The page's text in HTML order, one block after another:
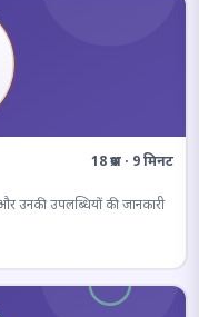
18 प्रश्न · 9 मिनट
उपलब्धियों की जानकारी